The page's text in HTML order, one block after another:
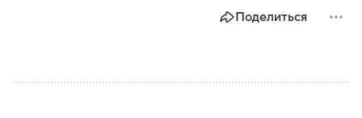
Поделиться